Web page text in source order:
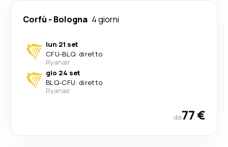
Corfù - Bologna 4 giorni
lun 21 set
CFU-BLQ· diretto
Ryanair
gio 24 set
BLQ-CFU· diretto
Ryanair
da77 €